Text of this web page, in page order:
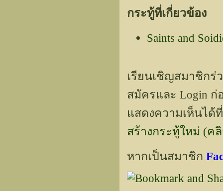
กระทู้ที่เกี่ยวข้อง
Saints and
เรียนเชิญสมาชิกร่
สมัครและ Login
แสดงความเห็นได้ที่
สร้างกระทู้ใหม่ (ค
หากเป็นสมาชิก